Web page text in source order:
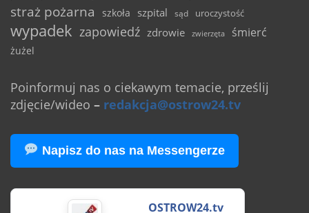
straż pożarna szkoła szpital sąd uroczystość
wypadek zapowiedź zdrowie zwierzęta śmierć
żużel
Poinformuj nas o ciekawym temacie, prześlij
zdjęcie/wideo – redakcja@ostrow24.tv
Napisz do nas na Messengerze
OSTROW24.tv